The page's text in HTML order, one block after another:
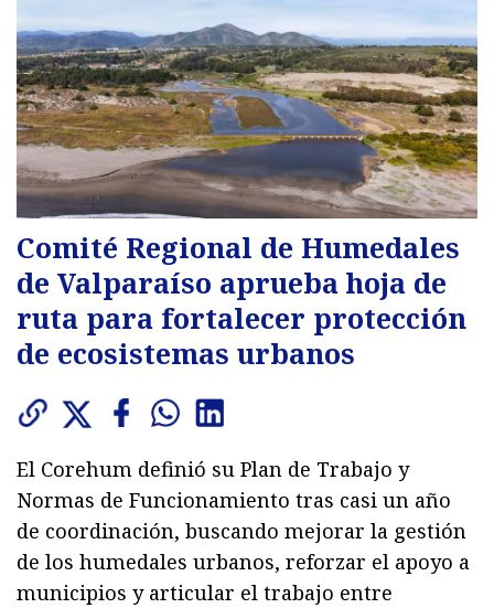
Comité Regional de Humedales
de Valparaíso aprueba hoja de
ruta para fortalecer protección
de ecosistemas urbanos
El Corehum definió su Plan de Trabajo y
Normas de Funcionamiento tras casi un año
de coordinación, buscando mejorar la gestión
de los humedales urbanos, reforzar el apoyo a
municipios y articular el trabajo entre